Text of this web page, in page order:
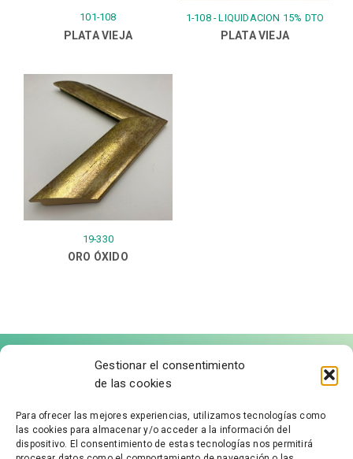
Gestionar el consentimiento
de las cookies
Para ofrecer las mejores experiencias, utilizamos tecnologías como
las cookies para almacenar y/o acceder a la información del
dispositivo. El consentimiento de estas tecnologías nos permitirá
101-108
PLATA VIEJA
1-108 - LIQUIDACION 15% DTO
PLATA VIEJA
19-330
ORO ÓXIDO
FÁBRICA DE MOLDURAS